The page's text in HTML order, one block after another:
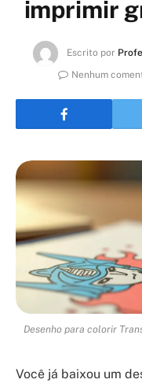
imprimir
Escrito por
Nenhum
Desenho para colorir
Você já baixou um